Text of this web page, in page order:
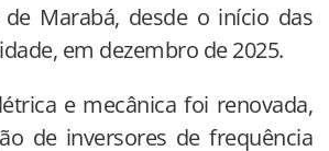
Marabá, desde o início das
em dezembro de 2025.
e mecânica foi renovada,
de inversores de frequência